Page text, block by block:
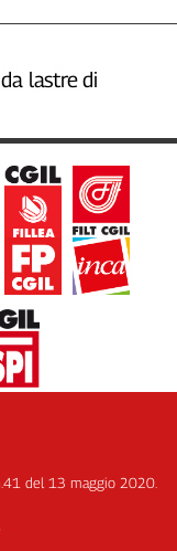
lastre di
del 13 maggio 2020.